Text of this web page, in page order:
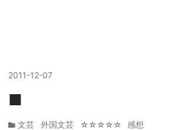
2011-12-07
■
文芸 外国文芸 ☆☆☆☆☆ 感想